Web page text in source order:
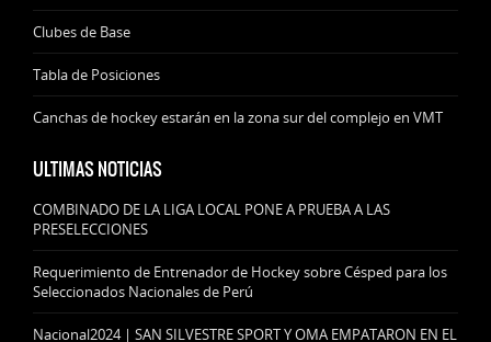
Clubes de Base
Tabla de Posiciones
Canchas de hockey estarán en la zona sur del complejo en VMT
ULTIMAS NOTICIAS
COMBINADO DE LA LIGA LOCAL PONE A PRUEBA A LAS
PRESELECCIONES
Requerimiento de Entrenador de Hockey sobre Césped para los
Seleccionados Nacionales de Perú
Nacional2024 | SAN SILVESTRE SPORT Y OMA EMPATARON EN EL